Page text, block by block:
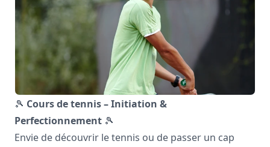
🎾 Cours de tennis – Initiation &
Perfectionnement 🎾
Envie de découvrir le tennis ou de passer un cap